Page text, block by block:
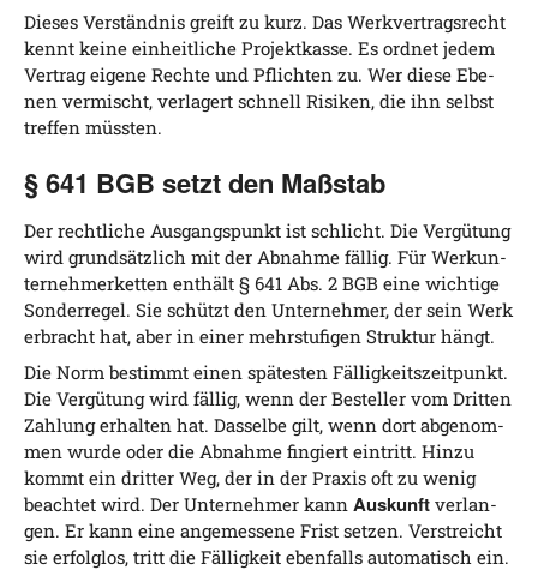
Die­ses Ver­ständ­nis greift zu kurz. Das Werk­ver­trags­recht
kennt kei­ne ein­heit­li­che Pro­jekt­kas­se. Es ord­net jedem
Ver­trag eige­ne Rech­te und Pflich­ten zu. Wer die­se Ebe­
nen ver­mischt, ver­la­gert schnell Risi­ken, die ihn selbst
tref­fen müssten.
§ 641 BGB setzt den Maßstab
Der recht­li­che Aus­gangs­punkt ist schlicht. Die Ver­gü­tung
wird grund­sätz­lich mit der Abnah­me fäl­lig. Für Werk­un­
ter­neh­mer­ket­ten ent­hält § 641 Abs. 2 BGB eine wich­ti­ge
Son­der­re­gel. Sie schützt den Unter­neh­mer, der sein Werk
erbracht hat, aber in einer mehr­stu­fi­gen Struk­tur hängt.
Die Norm bestimmt einen spä­tes­ten Fäl­lig­keits­zeit­punkt.
Die Ver­gü­tung wird fäl­lig, wenn der Bestel­ler vom Drit­ten
Zah­lung erhal­ten hat. Das­sel­be gilt, wenn dort abge­nom­
men wur­de oder die Abnah­me fin­giert ein­tritt. Hin­zu
kommt ein drit­ter Weg, der in der Pra­xis oft zu wenig
beach­tet wird. Der Unter­neh­mer kann Aus­kunft ver­lan­
gen. Er kann eine ange­mes­se­ne Frist set­zen. Ver­streicht
sie erfolg­los, tritt die Fäl­lig­keit eben­falls auto­ma­tisch ein.